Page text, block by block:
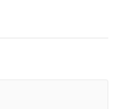
пор не решён
тепловой и